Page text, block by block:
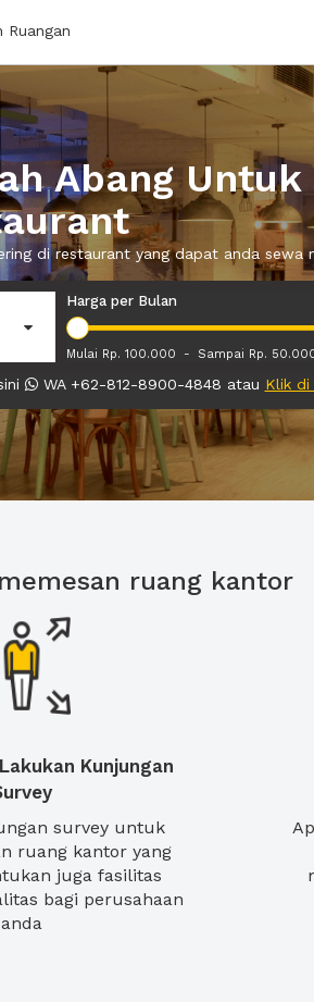
Ruangan
Abang
di restaurant yang dapat anda sewa
Harga per Bulan
Mulai Rp. 100.000 - Sampai Rp.
WA +62-812-8900-4848 atau Klik di
ruang kantor
Kunjungan
survey untuk
ruang kantor yang
juga fasilitas
bagi perusahaan
anda